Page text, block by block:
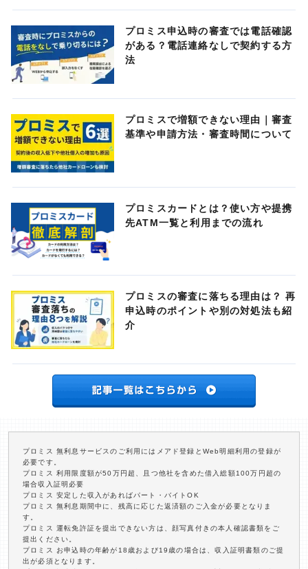
プロミス申込時の審査では電話確認
がある？電話連絡なしで契約する方
法
プロミスで増額できない理由｜審査
基準や申請方法・審査時間について
プロミスカードとは？使い方や提携
先ATM一覧と利用までの流れ
プロミスの審査に落ちる理由は？ 再
申込時のポイントや別の対処法も紹
介
プロミス 無利息サービスのご利用にはメアド登録とWeb明細利用の登録が
必要です。
プロミス 利用限度額が50万円超、且つ他社を含めた借入総額100万円超の
場合収入証明必要
プロミス 安定した収入があればパート・バイトOK
プロミス 無利息期間中に、残高に応じた返済額のご入金が必要となりま
す。
プロミス 運転免許証を提出できない方は、顔写真付きの本人確認書類をご
提出ください。
プロミス お申込時の年齢が18歳および19歳の場合は、収入証明書類のご提
出が必須となります。